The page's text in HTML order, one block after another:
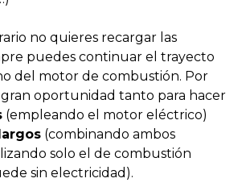
no quieres recargar las
puedes continuar el trayecto
del motor de combustión. Por
oportunidad tanto para hacer
(empleando el motor eléctrico)
(combinando ambos
solo el de combustión
sin electricidad).